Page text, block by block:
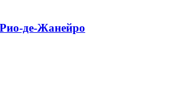
де-Жанейро